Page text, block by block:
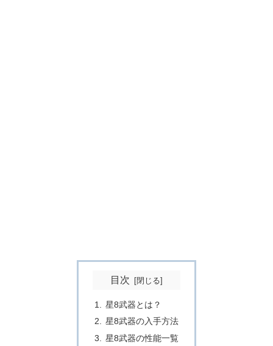
目次
星8武器とは？
星8武器の入手方法
星8武器の性能一覧